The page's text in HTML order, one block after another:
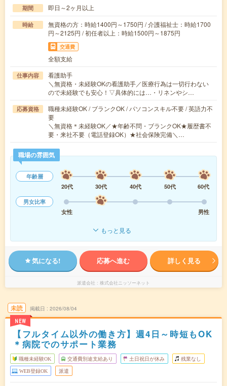
期間 即日～2ヶ月以上
時給
無資格の方：時給1400円～1750円 / 介護福祉士：時給1700
円～2125円 / 初任者以上：時給1500円～1875円
交通費
全額支給
仕事内容
看護助手
＼無資格・未経験OKの看護助手／医療行為は一切行わない
ので未経験でも安心！▽具体的には…・リネンやシ…
応募資格
職種未経験OK / ブランクOK / パソコンスキル不要 / 英語力不
要
＼無資格＊未経験OK／★年齢不問・ブランクOK★履歴書不
要・来社不要（電話登録OK）★社会保険完備＼…
職場の雰囲気
年齢層
20代
30代 40代 50代
60代
男女比率
女性
男性
もっと見る
気になる! 応募へ進む 詳しく見る
派遣会社 株式会社ニッソーネット
未読
NEW
掲載日 2026/08/04
【フルタイム以外の働き方】週4日～時短もOK
＊病院でのサポート業務
職種未経験OK 交通費別途支給あり 土日祝日が休み 残業なし
WEB登録OK 派遣